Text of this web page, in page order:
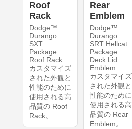
Roof
Rack
Dodge™
Durango
SXT
Package
Roof Rack
カスタマイズ
された外観と
性能のために
使用される高
品質の Roof
Rack。
Rear
Emblem
Dodge™
Durango
SRT Hellcat
Package
Deck Lid
Emblem
カスタマイズ
された外観と
性能のために
使用される高
品質の Rear
Emblem。